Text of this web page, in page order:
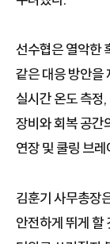
선수협은 열악한
같은 대응 방안을
실시간 온도 측정
장비와 회복 공간
연장 및 쿨링 브
김훈기 사무총장
안전하게 뛰게 할